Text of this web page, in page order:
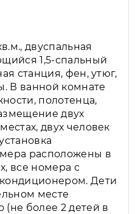
двуспальная
1,5-спальный
станция, фен, утюг,
В ванной комнате
полотенца,
двух
двух человек
расположены в
все номера с
Дети
месте
более 2 детей в